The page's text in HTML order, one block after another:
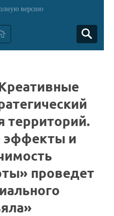
версию
территорий.
эффекты и
проведет